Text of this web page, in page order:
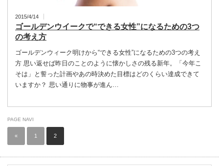
2015/4/14
ゴールデンウイークで“できる女性”になるための3つ
の考え方
ゴールデンウィーク明けから“できる女性”になるための3つの考え
方 思い返せば昨日のことのように懐かしさの残る新年。「今年こ
そは」と誓った計画やあの時決めた目標はどのくらい達成できて
いますか？ 思い通りに物事が進ん…
PAGE NAVI
« 1 2